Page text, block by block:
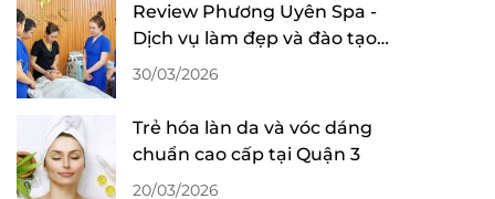
Review Phương Uyên Spa -
Dịch vụ làm đẹp và đào tạo
nghề chất lượng
30/03/2026
Trẻ hóa làn da và vóc dáng
chuẩn cao cấp tại Quận 3
20/03/2026